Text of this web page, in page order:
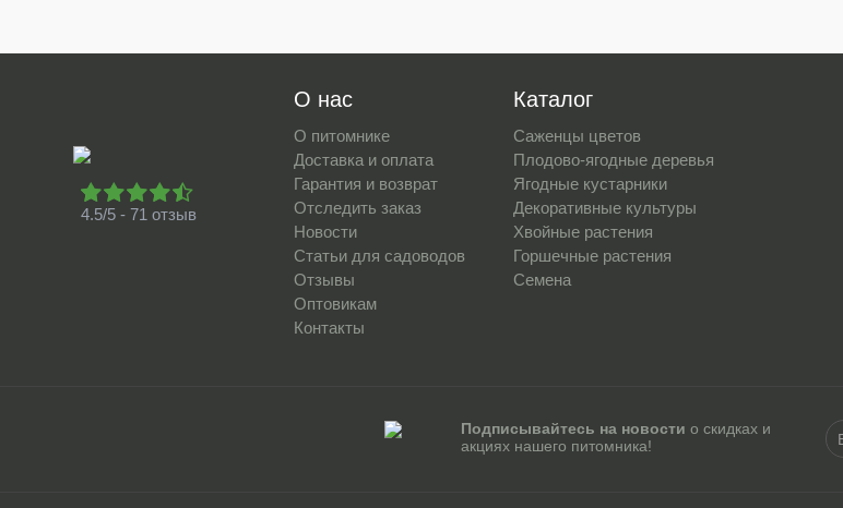
4.5/5 - 71 отзыв
О нас
О питомнике
Доставка и оплата
Гарантия и возврат
Отследить заказ
Новости
Статьи для садоводов
Отзывы
Оптовикам
Контакты
Каталог
Саженцы цветов
Плодово-ягодные деревья
Ягодные кустарники
Декоративные культуры
Хвойные растения
Горшечные растения
Семена
Подписывайтесь на новости о скидках и
акциях нашего питомника!